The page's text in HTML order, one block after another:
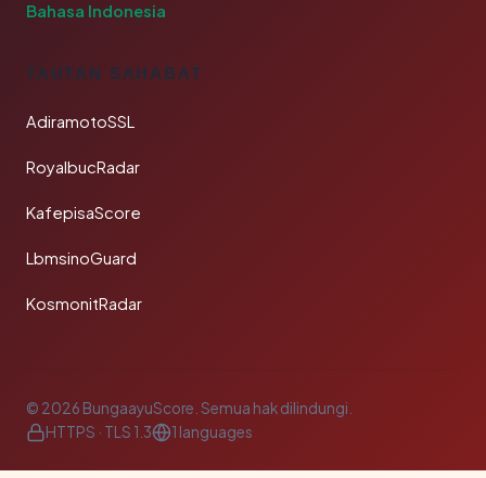
Bahasa Indonesia
TAUTAN SAHABAT
AdiramotoSSL
RoyalbucRadar
KafepisaScore
LbmsinoGuard
KosmonitRadar
© 2026 BungaayuScore. Semua hak dilindungi.
HTTPS · TLS 1.3
1 languages